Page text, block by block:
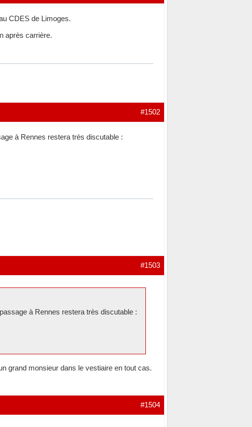
CDES de Limoges.
après carrière.
#1502
à Rennes restera très discutable :
#1503
à Rennes restera très discutable :
grand monsieur dans le vestiaire en tout cas.
#1504